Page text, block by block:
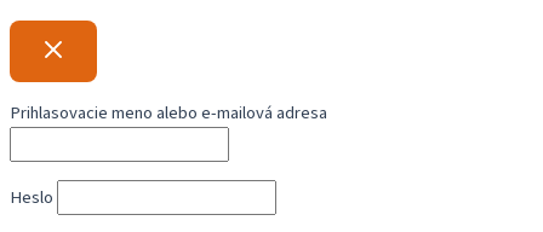
Prihlasovacie meno alebo e-mailová adresa
Heslo